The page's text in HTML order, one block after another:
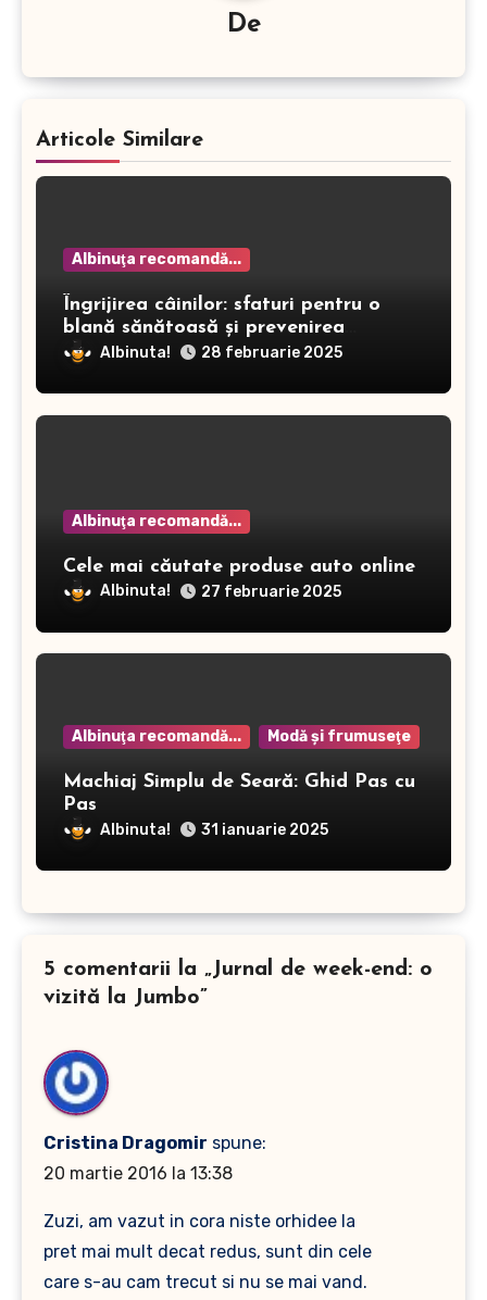
De
Articole Similare
Albinuţa recomandă...
Îngrijirea câinilor: sfaturi pentru o
blană sănătoasă și prevenirea
dermatitei
Albinuta! 28 februarie 2025
Albinuţa recomandă...
Cele mai căutate produse auto online
Albinuta! 27 februarie 2025
Albinuţa recomandă... Modă şi frumuseţe
Machiaj Simplu de Seară: Ghid Pas cu
Pas
Albinuta! 31 ianuarie 2025
5 comentarii la „Jurnal de week-end: o
vizită la Jumbo”
Cristina Dragomir spune:
20 martie 2016 la 13:38
Zuzi, am vazut in cora niste orhidee la
pret mai mult decat redus, sunt din cele
care s-au cam trecut si nu se mai vand.